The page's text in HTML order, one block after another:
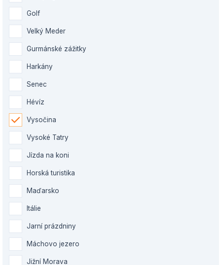
Golf
Velký Meder
Gurmánské zážitky
Harkány
Senec
Hévíz
Vysočina
Vysoké Tatry
Jízda na koni
Horská turistika
Maďarsko
Itálie
Jarní prázdniny
Máchovo jezero
Jižní Morava